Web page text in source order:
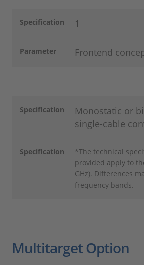
Specification 1
Parameter Frontend
Specification
Monostatic or
single-cable
Specification
*The technical
provided apply to
GHz). Differences
frequency bands.
Multitarget Option